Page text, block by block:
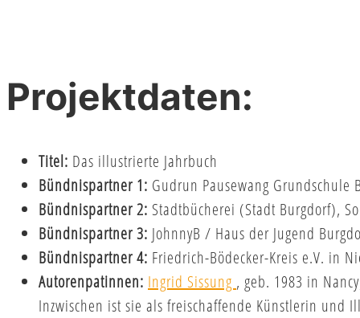
Projektdaten:
Titel: Das illustrierte Jahrbuch
Bündnispartner 1: Gudrun Pausewang Grundschule
Bündnispartner 2: Stadtbücherei (Stadt Burgdorf),
Bündnispartner 3: JohnnyB / Haus der Jugend
Bündnispartner 4: Friedrich-Bödecker-Kreis e.V. in
Autorenpatinnen: Ingrid Sissung , geb. 1983 in
Inzwischen ist sie als freischaffende Künstlerin